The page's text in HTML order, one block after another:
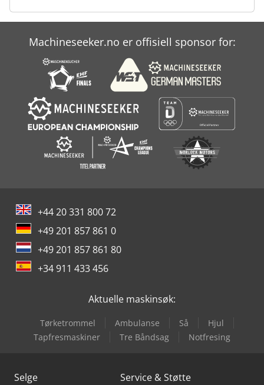
Machineseeker.no er offisiell sponsor for:
+44 20 331 800 72
+49 201 857 861 0
+49 201 857 861 80
+34 911 433 456
Aktuelle maskinsøk:
Tørketrommel Ambulanse Så
Hjul
Tapfresmaskiner
Tre Båndsag Notfresing
Selge Service & Støtte